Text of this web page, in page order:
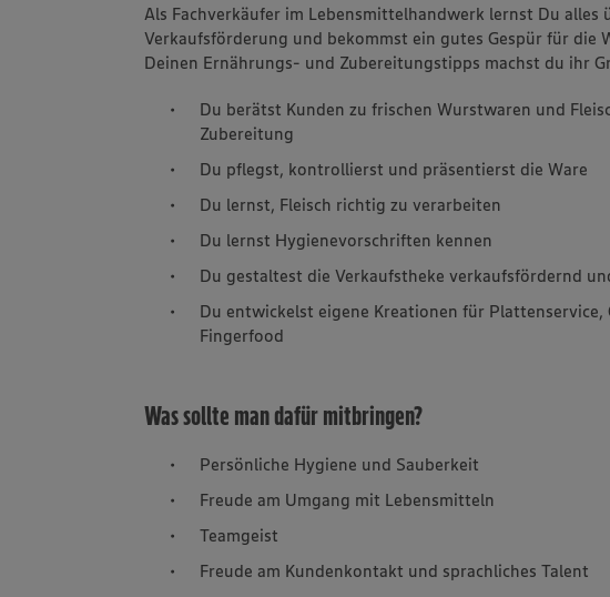
Als Fachverkäufer im Lebensmittelhandwerk lernst Du alles
Verkaufsförderung und bekommst ein gutes Gespür für die
Deinen Ernährungs- und Zubereitungstipps machst du ihr
Du berätst Kunden zu frischen Wurstwaren und
Zubereitung
Du pflegst, kontrollierst und präsentierst die Ware
Du lernst, Fleisch richtig zu verarbeiten
Du lernst Hygienevorschriften kennen
Du gestaltest die Verkaufstheke verkaufsfördernd
Du entwickelst eigene Kreationen für Plattenservice,
Fingerfood
Was sollte man dafür mitbringen?
Persönliche Hygiene und Sauberkeit
Freude am Umgang mit Lebensmitteln
Teamgeist
Freude am Kundenkontakt und sprachliches Talent